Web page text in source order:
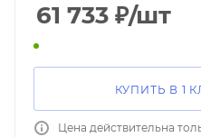
61 733 ₽/шт
КУПИТЬ В 1
Цена действительна